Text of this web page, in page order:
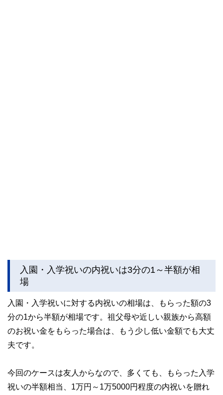
入園・入学祝いの内祝いは3分の1～半額が相
場
入園・入学祝いに対する内祝いの相場は、もらった額の3
分の1から半額が相場です。祖父母や近しい親族から高額
のお祝い金をもらった場合は、もう少し低い金額でも大丈
夫です。
今回のケースは友人からなので、多くても、もらった入学
祝いの半額相当、1万円～1万5000円程度の内祝いを贈れ